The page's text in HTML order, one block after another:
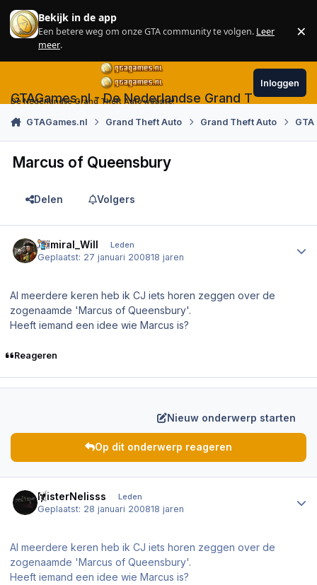
Skip to content
Bekijk in de app
Een betere weg om onze GTA community te volgen. Leer
meer.
×
GTAGames.nl - De Nederlandse Grand Theft Auto
De Nederlandse Grand Theft Auto website!
Inloggen
GTAGames.nl Grand Theft Auto Grand Theft Auto
Marcus of Queensbury
Delen Volgers
Admiral_Will Leden
Geplaatst: 27 januari 200818 jaren
Al meerdere keren heb ik CJ iets horen zeggen over de
zogenaamde 'Marcus of Queensbury'.
Heeft iemand een idee wie Marcus is?
Reageren
Nieuw onderwerp starten
Op dit onderwerp reageren
MisterNelisss Leden
Geplaatst: 28 januari 200818 jaren
Al meerdere keren heb ik CJ iets horen zeggen over de
zogenaamde 'Marcus of Queensbury'.
Heeft iemand een idee wie Marcus is?